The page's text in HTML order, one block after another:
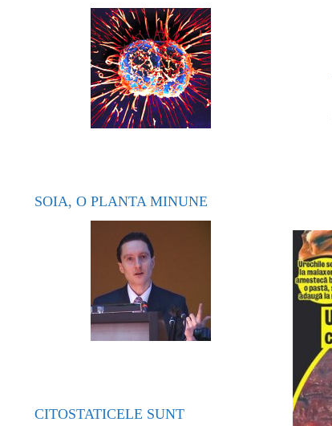
SOIA, O PLANTA MINUNE
CITOSTATICELE SUNT